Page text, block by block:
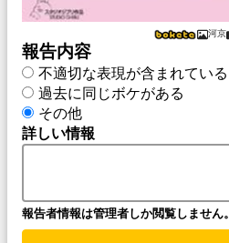
河京
報告内容
不適切な表現が含まれている
過去に同じボケがある
その他
詳しい情報
報告者情報は管理者しか閲覧しません。